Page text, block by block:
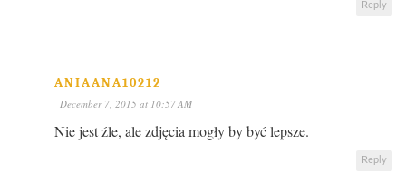
Reply
ANIAANA10212
December 7, 2015 at 10:57 AM
Nie jest źle, ale zdjęcia mogły by być lepsze.
Reply